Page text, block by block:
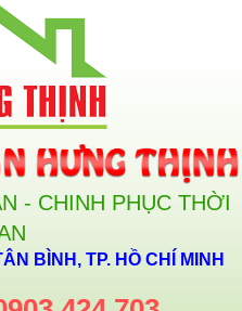
- CHINH PHỤC THỜI
BÌNH, TP. HỒ CHÍ MINH